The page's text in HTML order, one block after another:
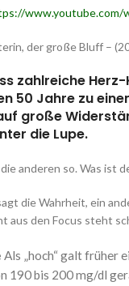
www.youtube.com/
der große Bluff –
zahlreiche
50 Jahre zu
große
die Lupe.
anderen so. Was ist
die Wahrheit, ein
aus den Focus steht
Als „hoch“ galt früher
190 bis 200 mg/dl